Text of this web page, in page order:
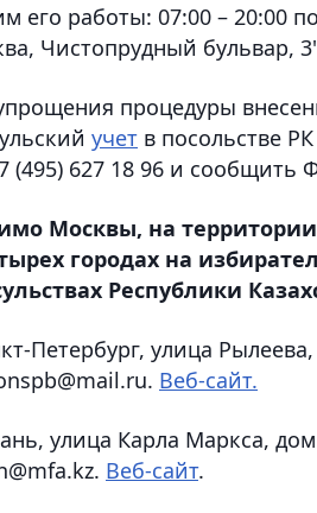
его работы: 07:00 – 20:00
Чистопрудный бульвар,
процедуры
учет в посольстве
(495) 627 18 96 и
Москвы, на
городах на
Республики
Петербург, улица
Веб-сайт.
улица Карла Маркса,
Веб-сайт.